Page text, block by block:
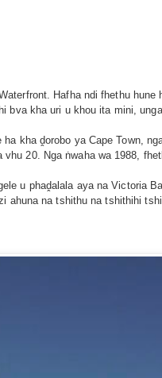
Hafha ndi fhethu
bva kha uri u khou ita mini,
kha ḓorobo ya Cape Town,
20. Nga ṅwaha wa 1988,
u phaḓalala aya na Victoria
ahuna na tshithu na tshithihi